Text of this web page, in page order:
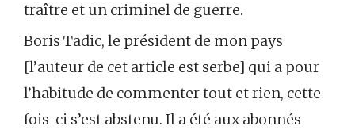
traître et un criminel de guerre.
Boris Tadic, le président de mon pays
[l’auteur de cet article est serbe] qui a pour
l’habitude de commenter tout et rien, cette
fois-ci s’est abstenu. Il a été aux abonnés